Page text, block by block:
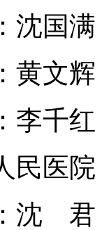
沈国
文辉
千红
民
沈